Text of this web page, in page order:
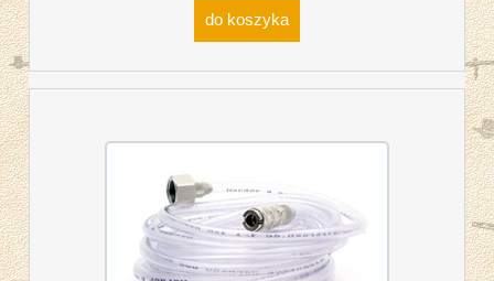
do koszyka